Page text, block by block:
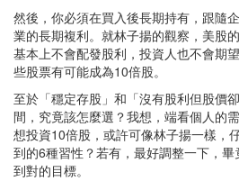
然後，你必須在買入後長期持有，跟隨
業的長期複利。就林子揚的觀察，美股
基本上不會配發股利，投資人也不會期
些股票有可能成為10倍股。
至於「穩定存股」和「沒有股利但股價
間，究竟該怎麼選？我想，端看個人的
想投資10倍股，或許可像林子揚一樣，
到的6種習性？若有，最好調整一下，
到對的目標。